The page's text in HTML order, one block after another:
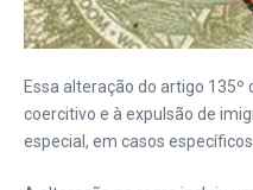
Essa alteração do artigo
coercitivo e à expulsão de
especial, em casos